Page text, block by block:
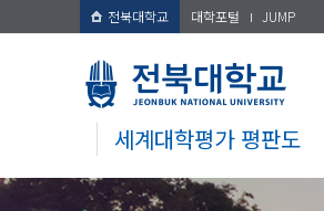
전북대학교 대학포털 JUMP
세계대학평가 평판도